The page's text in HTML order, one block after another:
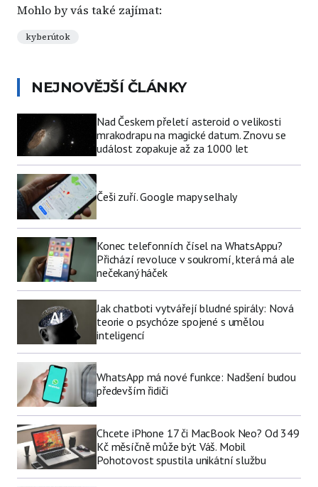
Mohlo by vás také zajímat:
kyberútok
NEJNOVĚJŠÍ ČLÁNKY
Nad Českem přeletí asteroid o velikosti
mrakodrapu na magické datum. Znovu se
událost zopakuje až za 1000 let
Češi zuří. Google mapy selhaly
Konec telefonních čísel na WhatsAppu?
Přichází revoluce v soukromí, která má ale
nečekaný háček
Jak chatboti vytvářejí bludné spirály: Nová
teorie o psychóze spojené s umělou
inteligencí
WhatsApp má nové funkce: Nadšení budou
především řidiči
Chcete iPhone 17 či MacBook Neo? Od 349
Kč měsíčně může být Váš. Mobil
Pohotovost spustila unikátní službu